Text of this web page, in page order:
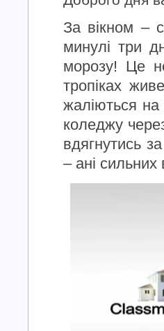
За вікном –
минулі три
морозу! Це
тропіках
жаліються на
коледжу
вдягнутись
– ані сильних